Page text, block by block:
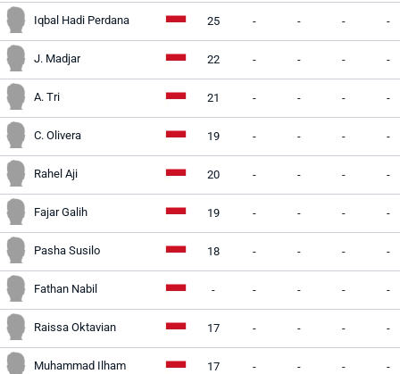
Iqbal Hadi Perdana 25 - - - -
J. Madjar 22 - - - -
A. Tri 21 - - - -
C. Olivera 19 - - - -
Rahel Aji 20 - - - -
Fajar Galih 19 - - - -
Pasha Susilo 18 - - - -
Fathan Nabil - - - - -
Raissa Oktavian 17 - - - -
Muhammad Ilham 17 - - - -